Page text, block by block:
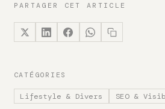
PARTAGER CET ARTICLE
CATÉGORIES
Lifestyle & Divers SEO &